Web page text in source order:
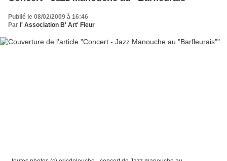
Publié le 08/02/2009 à 16:46
Par l' Association B' Art' Fleur